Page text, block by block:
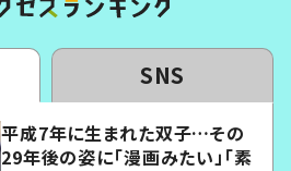
SNS
平成7年に生まれた双子…その
29年後の姿に「漫画みたい」「素